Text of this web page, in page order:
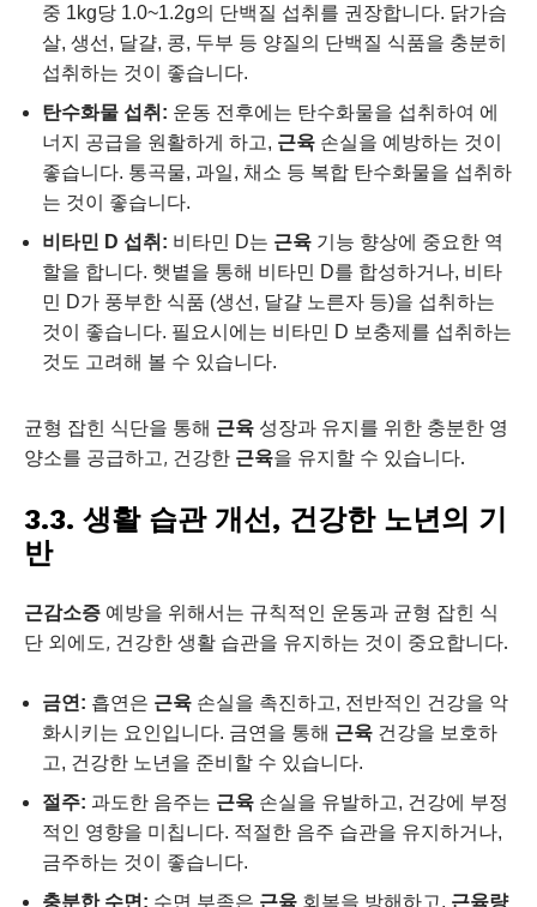
중 1kg당 1.0~1.2g의 단백질 섭취를 권장합니다. 닭가슴
살, 생선, 달걀, 콩, 두부 등 양질의 단백질 식품을 충분히
섭취하는 것이 좋습니다.
탄수화물 섭취: 운동 전후에는 탄수화물을 섭취하여 에
너지 공급을 원활하게 하고, 근육 손실을 예방하는 것이
좋습니다. 통곡물, 과일, 채소 등 복합 탄수화물을 섭취하
는 것이 좋습니다.
비타민 D 섭취: 비타민 D는 근육 기능 향상에 중요한 역
할을 합니다. 햇볕을 통해 비타민 D를 합성하거나, 비타
민 D가 풍부한 식품 (생선, 달걀 노른자 등)을 섭취하는
것이 좋습니다. 필요시에는 비타민 D 보충제를 섭취하는
것도 고려해 볼 수 있습니다.
균형 잡힌 식단을 통해 근육 성장과 유지를 위한 충분한 영
양소를 공급하고, 건강한 근육을 유지할 수 있습니다.
3.3. 생활 습관 개선, 건강한 노년의 기
반
근감소증 예방을 위해서는 규칙적인 운동과 균형 잡힌 식
단 외에도, 건강한 생활 습관을 유지하는 것이 중요합니다.
금연: 흡연은 근육 손실을 촉진하고, 전반적인 건강을 악
화시키는 요인입니다. 금연을 통해 근육 건강을 보호하
고, 건강한 노년을 준비할 수 있습니다.
절주: 과도한 음주는 근육 손실을 유발하고, 건강에 부정
적인 영향을 미칩니다. 적절한 음주 습관을 유지하거나,
금주하는 것이 좋습니다.
충분한 수면: 수면 부족은 근육 회복을 방해하고, 근육량